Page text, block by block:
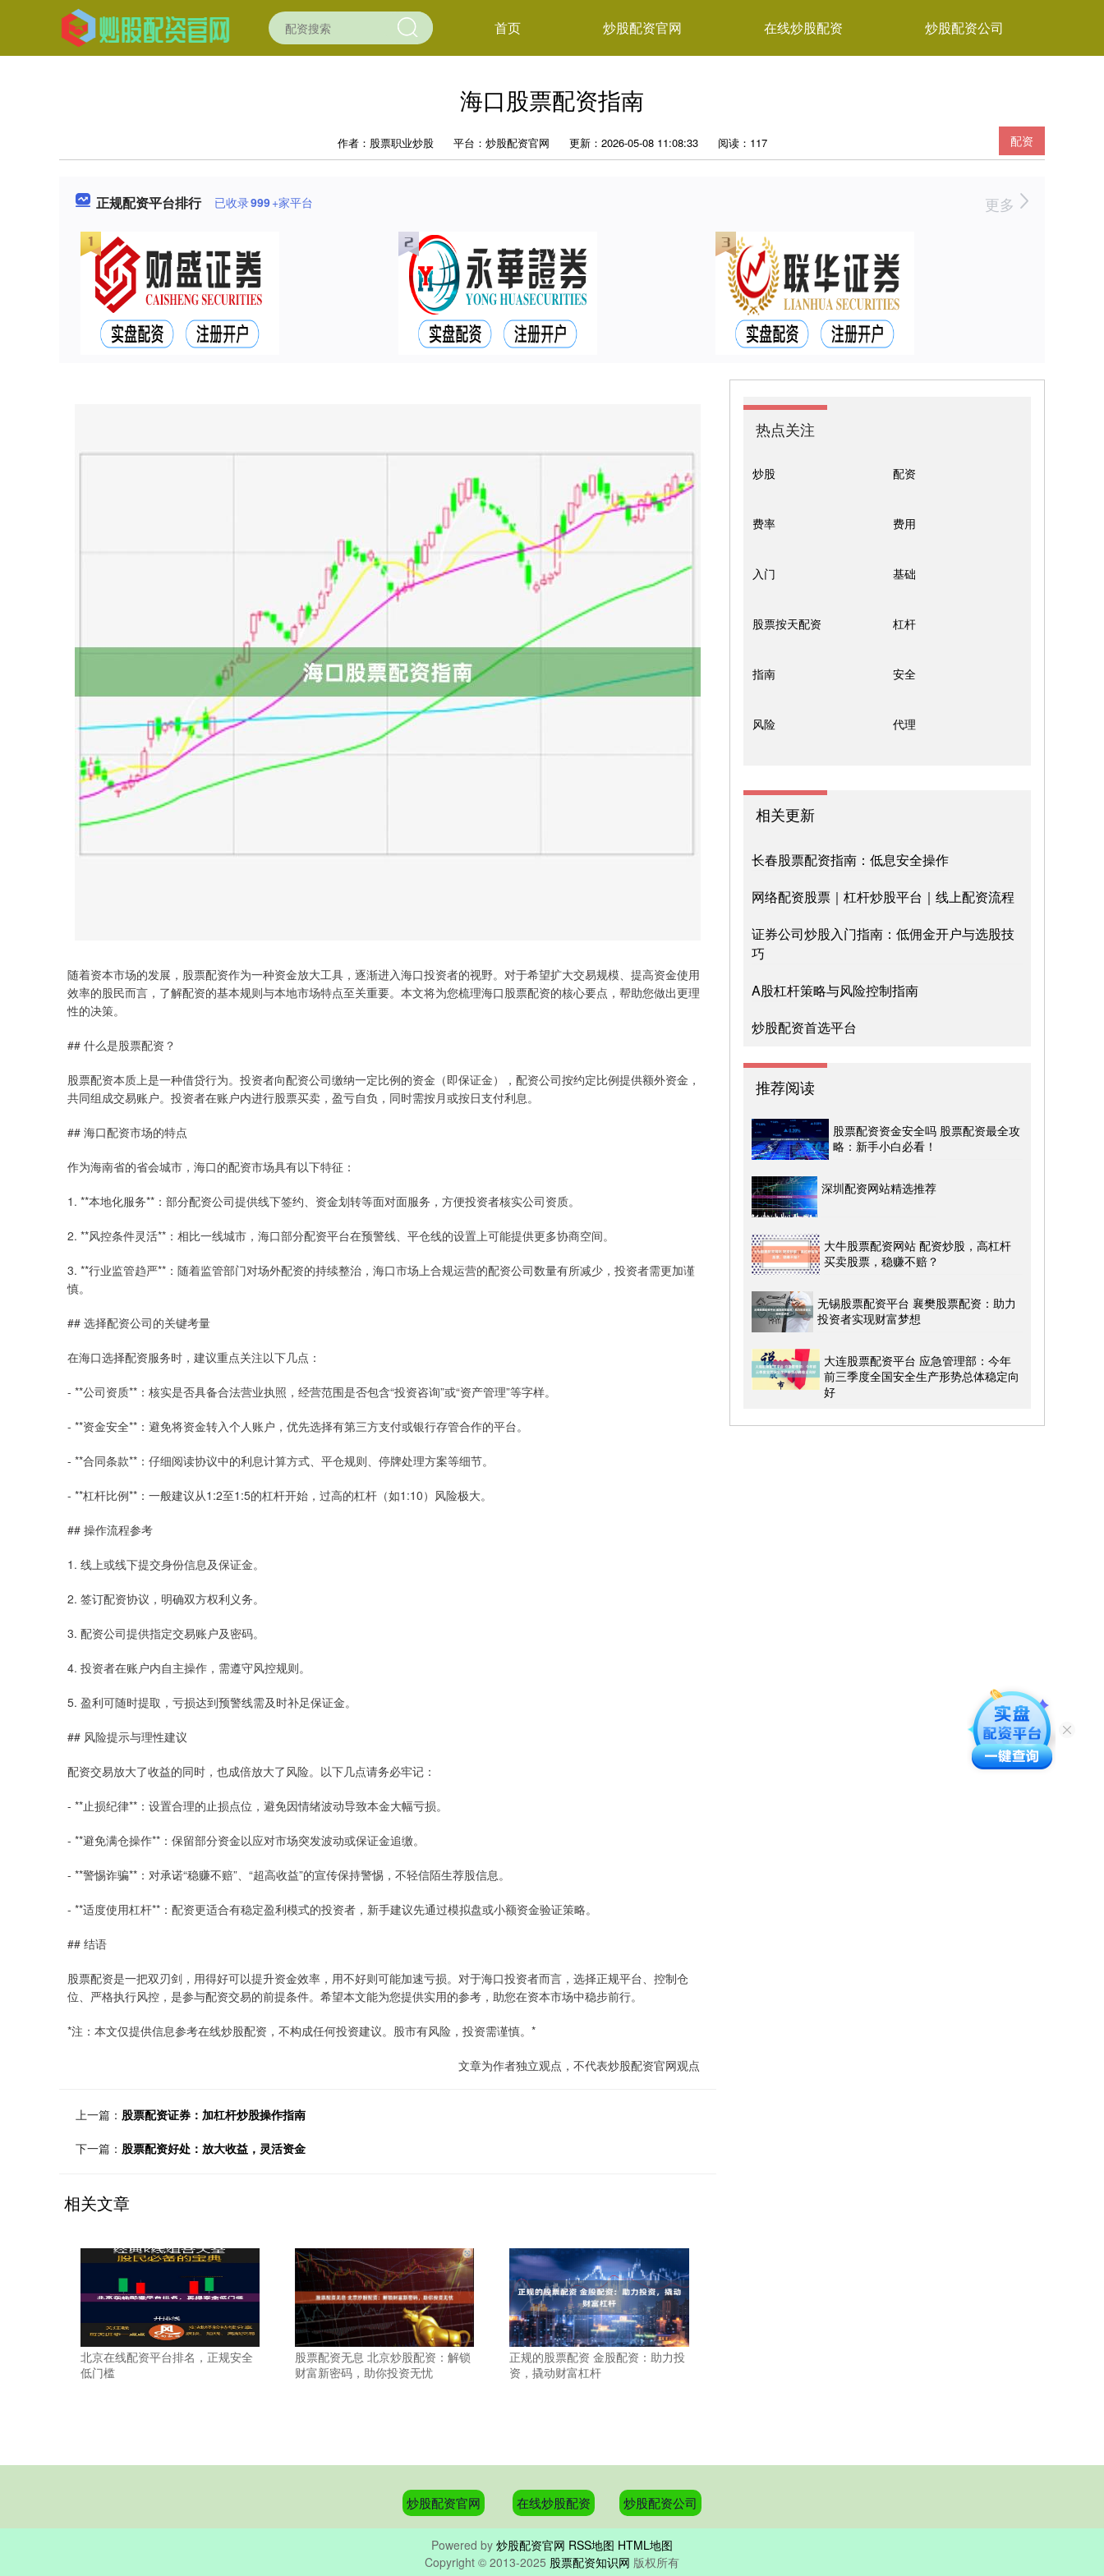
首页 炒股配资官网 在线炒股配资 炒股配资公司
海口股票配资指南
配资
作者：股票职业炒股 平台：炒股配资官网 更新：2026-05-08 11:08:33 阅读：117
正规配资平台排行 已收录999+家平台 更多
随着资本市场的发展，股票配资作为一种资金放大工具，逐渐进入海口投资者的视野。对于希望扩大交易规模、提高资金使用
效率的股民而言，了解配资的基本规则与本地市场特点至关重要。本文将为您梳理海口股票配资的核心要点，帮助您做出更理
性的决策。
## 什么是股票配资？
股票配资本质上是一种借贷行为。投资者向配资公司缴纳一定比例的资金（即保证金），配资公司按约定比例提供额外资金，
共同组成交易账户。投资者在账户内进行股票买卖，盈亏自负，同时需按月或按日支付利息。
## 海口配资市场的特点
作为海南省的省会城市，海口的配资市场具有以下特征：
1. **本地化服务**：部分配资公司提供线下签约、资金划转等面对面服务，方便投资者核实公司资质。
2. **风控条件灵活**：相比一线城市，海口部分配资平台在预警线、平仓线的设置上可能提供更多协商空间。
3. **行业监管趋严**：随着监管部门对场外配资的持续整治，海口市场上合规运营的配资公司数量有所减少，投资者需更加谨
慎。
## 选择配资公司的关键考量
在海口选择配资服务时，建议重点关注以下几点：
- **公司资质**：核实是否具备合法营业执照，经营范围是否包含“投资咨询”或“资产管理”等字样。
- **资金安全**：避免将资金转入个人账户，优先选择有第三方支付或银行存管合作的平台。
- **合同条款**：仔细阅读协议中的利息计算方式、平仓规则、停牌处理方案等细节。
- **杠杆比例**：一般建议从1:2至1:5的杠杆开始，过高的杠杆（如1:10）风险极大。
## 操作流程参考
1. 线上或线下提交身份信息及保证金。
2. 签订配资协议，明确双方权利义务。
3. 配资公司提供指定交易账户及密码。
4. 投资者在账户内自主操作，需遵守风控规则。
5. 盈利可随时提取，亏损达到预警线需及时补足保证金。
## 风险提示与理性建议
配资交易放大了收益的同时，也成倍放大了风险。以下几点请务必牢记：
- **止损纪律**：设置合理的止损点位，避免因情绪波动导致本金大幅亏损。
- **避免满仓操作**：保留部分资金以应对市场突发波动或保证金追缴。
- **警惕诈骗**：对承诺“稳赚不赔”、“超高收益”的宣传保持警惕，不轻信陌生荐股信息。
- **适度使用杠杆**：配资更适合有稳定盈利模式的投资者，新手建议先通过模拟盘或小额资金验证策略。
## 结语
股票配资是一把双刃剑，用得好可以提升资金效率，用不好则可能加速亏损。对于海口投资者而言，选择正规平台、控制仓
位、严格执行风控，是参与配资交易的前提条件。希望本文能为您提供实用的参考，助您在资本市场中稳步前行。
*注：本文仅提供信息参考在线炒股配资，不构成任何投资建议。股市有风险，投资需谨慎。*
文章为作者独立观点，不代表炒股配资官网观点
上一篇： 股票配资证券：加杠杆炒股操作指南
下一篇： 股票配资好处：放大收益，灵活资金
相关文章
北京在线配资平台排名，正规安全
低门槛
股票配资无息 北京炒股配资：解锁
财富新密码，助你投资无忧
正规的股票配资 金股配资：助力投
资，撬动财富杠杆
热点关注
炒股 配资
费率 费用
入门 基础
股票按天配资 杠杆
指南 安全
风险 代理
相关更新
长春股票配资指南：低息安全操作
网络配资股票｜杠杆炒股平台｜线上配资流程
证券公司炒股入门指南：低佣金开户与选股技
巧
A股杠杆策略与风险控制指南
炒股配资首选平台
推荐阅读
股票配资资金安全吗 股票配资最全攻
略：新手小白必看！
深圳配资网站精选推荐
大牛股票配资网站 配资炒股，高杠杆
买卖股票，稳赚不赔？
无锡股票配资平台 襄樊股票配资：助力
投资者实现财富梦想
大连股票配资平台 应急管理部：今年
前三季度全国安全生产形势总体稳定向
好
炒股配资官网 在线炒股配资 炒股配资公司
Powered by 炒股配资官网 RSS地图 HTML地图
Copyright © 2013-2025 股票配资知识网 版权所有